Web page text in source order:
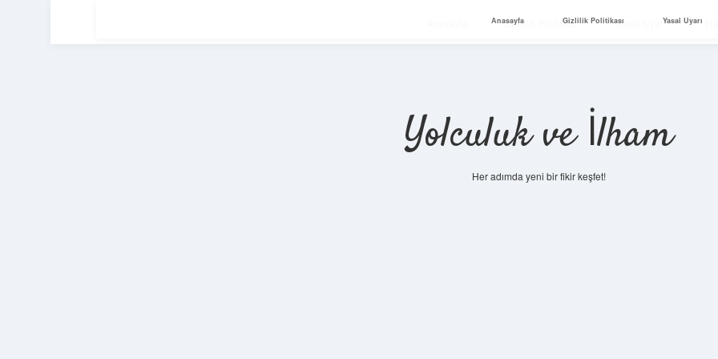
Gizlilik Politikası Yasal Uyarı
Yolculuk ve İlham
Her adımda yeni bir fikir keşfet!
Anasayfa Gizlilik Politikası Yasal Uyarı